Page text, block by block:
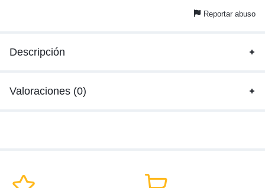
Reportar abuso
Descripción
Valoraciones (0)